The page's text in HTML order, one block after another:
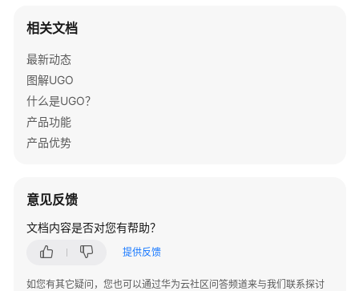
换
南
错
误
码
系
统
相关文档
最新动态
图解UGO
什么是UGO？
产品功能
产品优势
意见反馈
文档内容是否对您有帮助？
提供反馈
如您有其它疑问，您也可以通过华为云社区问答频道来与我们联系探讨